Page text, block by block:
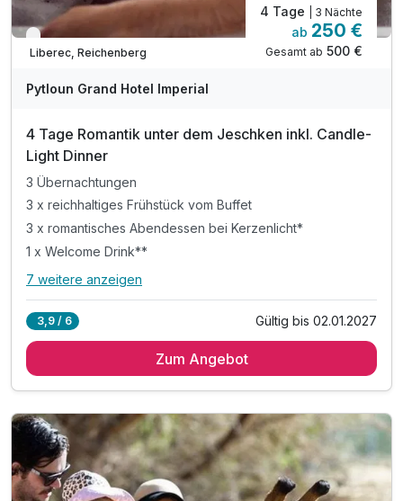
Verfügbar bis Dezember
Liberec, Reichenberg
4 Tage | 3 Nächte
ab 250 €
Gesamt ab 500 €
Pytloun Grand Hotel Imperial
4 Tage Romantik unter dem Jeschken inkl. Candle-
Light Dinner
3 Übernachtungen
3 x reichhaltiges Frühstück vom Buffet
3 x romantisches Abendessen bei Kerzenlicht*
1 x Welcome Drink**
Alle Inklusivleistungen
3 x reichhaltiges Frühstück vom Buffet
3 x eine Flasche Wein zum Abendessen***
1 x Zugang zum „Luxury Island Spa“****
3 x Cocktail in der Lobbybar
7 weitere anzeigen
3,9 / 6 Gültig bis 02.01.2027
Zum Angebot